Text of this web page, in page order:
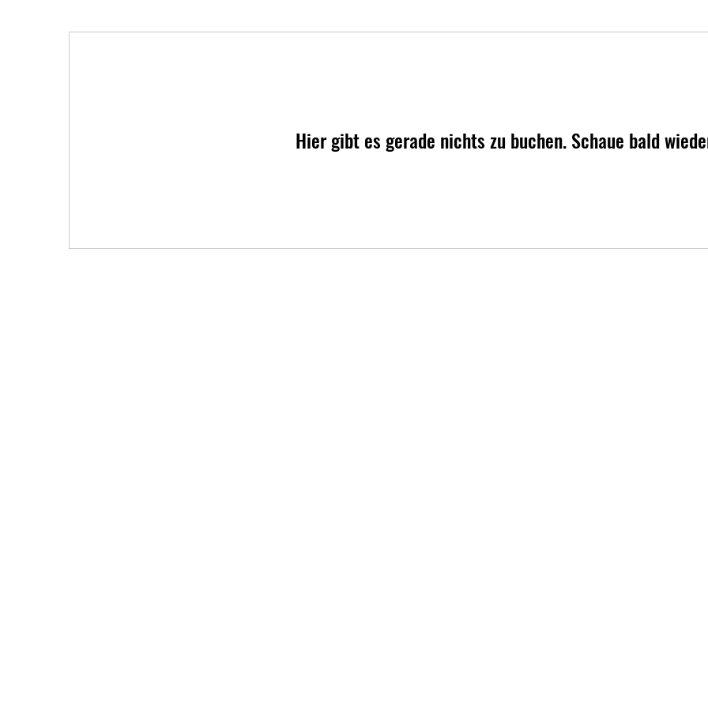
Hier gibt es gerade nichts zu buchen. Schaue bald